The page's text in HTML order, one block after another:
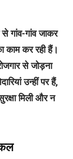
गांव-गांव जाकर
काम कर रही हैं।
से जोड़ना
उन्हीं पर हैं,
मिली और न